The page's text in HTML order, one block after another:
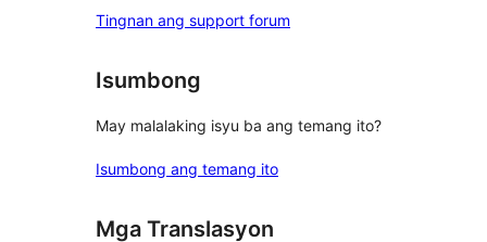
Tingnan ang support forum
Isumbong
May malalaking isyu ba ang temang ito?
Isumbong ang temang ito
Mga Translasyon